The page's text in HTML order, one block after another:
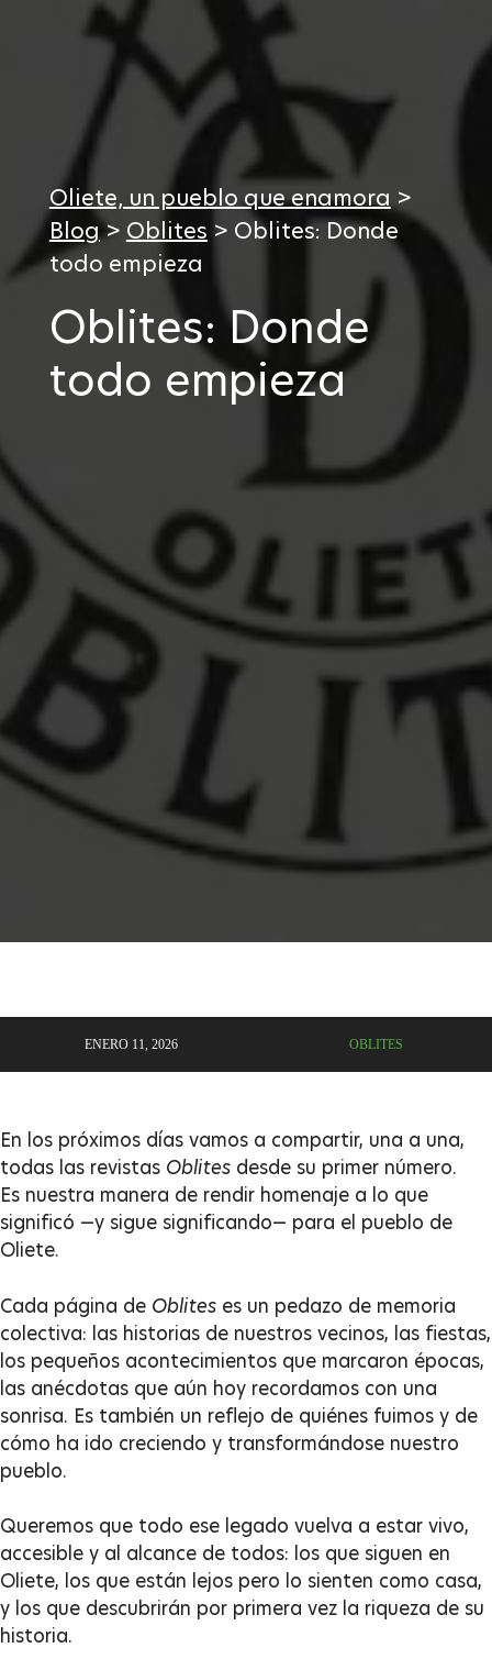
Oliete, un pueblo que enamora >
Blog > Oblites > Oblites: Donde
todo empieza
Oblites: Donde
todo empieza
ENERO 11, 2026 OBLITES
En los próximos días vamos a compartir, una a una,
todas las revistas Oblites desde su primer número.
Es nuestra manera de rendir homenaje a lo que
significó —y sigue significando— para el pueblo de
Oliete.
Cada página de Oblites es un pedazo de memoria
colectiva: las historias de nuestros vecinos, las fiestas,
los pequeños acontecimientos que marcaron épocas,
las anécdotas que aún hoy recordamos con una
sonrisa. Es también un reflejo de quiénes fuimos y de
cómo ha ido creciendo y transformándose nuestro
pueblo.
Queremos que todo ese legado vuelva a estar vivo,
accesible y al alcance de todos: los que siguen en
Oliete, los que están lejos pero lo sienten como casa,
y los que descubrirán por primera vez la riqueza de su
historia.